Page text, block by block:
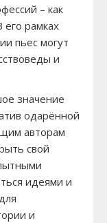
– как
его рамках
пьес могут
и
значение
одарённой
авторам
свой
идеями и
и